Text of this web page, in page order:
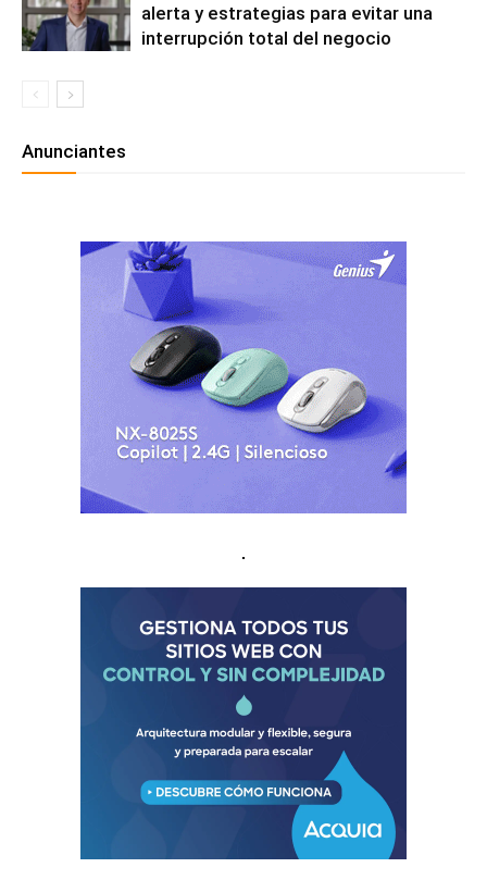
alerta y estrategias para evitar una
interrupción total del negocio
Anunciantes